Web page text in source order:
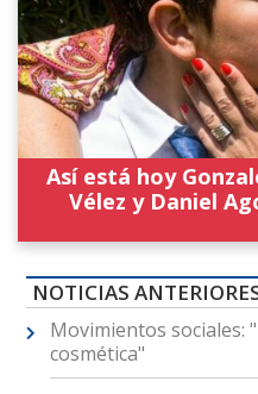
Así está hoy
Vélez y Daniel
NOTICIAS
Movimientos sociales:
cosmética"